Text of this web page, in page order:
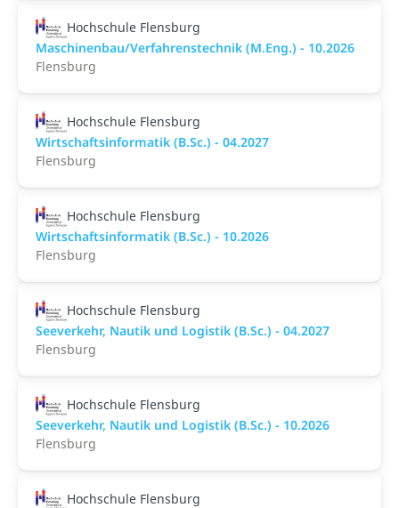
Hochschule Flensburg
Maschinenbau/Verfahrenstechnik (M.Eng.) - 10.2026
Flensburg
Hochschule Flensburg
Wirtschaftsinformatik (B.Sc.) - 04.2027
Flensburg
Hochschule Flensburg
Wirtschaftsinformatik (B.Sc.) - 10.2026
Flensburg
Hochschule Flensburg
Seeverkehr, Nautik und Logistik (B.Sc.) - 04.2027
Flensburg
Hochschule Flensburg
Seeverkehr, Nautik und Logistik (B.Sc.) - 10.2026
Flensburg
Hochschule Flensburg